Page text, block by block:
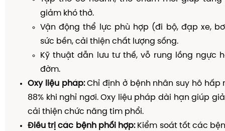
giảm khó thở.
Vận động thể lực phù hợp (đi bộ, đạp xe,
sức bền, cải thiện chất lượng sống.
Kỹ thuật dẫn lưu tư thế, vỗ rung lồng ngực
đờm.
Oxy liệu pháp:Chỉ định ở bệnh nhân suy hô hấp
88% khi nghỉ ngơi. Oxy liệu pháp dài hạn giúp
cải thiện chức năng tim phổi.
Điều trị các bệnh phối hợp:Kiểm soát tốt các